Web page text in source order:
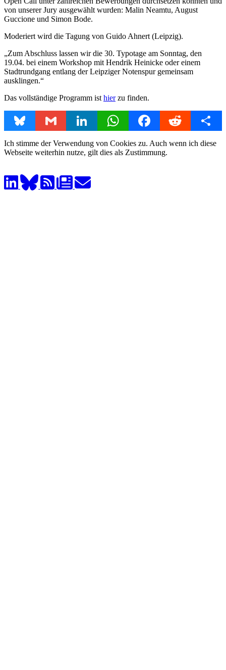
von unserer Jury ausgewählt wurden: Malin Neamtu, August
Guccione und Simon Bode.
Moderiert wird die Tagung von Guido Ahnert (Leipzig).
„Zum Abschluss lassen wir die 30. Typotage am Sonntag, den
19.04. bei einem Workshop mit Hendrik Heinicke oder einem
Stadtrundgang entlang der Leipziger Notenspur gemeinsam
ausklingen.“
Das vollständige Programm ist hierzu finden.
Bluesky Gmail LinkedIn WhatsAppFacebookReddit Share
Ich stimme der Verwendung von Cookies zu. Auch wenn ich diese
Webseite weiterhin nutze, gilt dies als Zustimmung.